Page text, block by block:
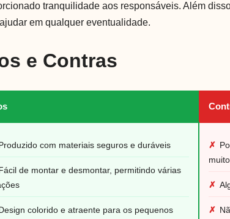
tranquilidade aos responsáveis. Além
em qualquer eventualidade.
e Contras
com materiais seguros e duráveis
de montar e desmontar, permitindo várias
colorido e atraente para os pequenos
✗
✗
✗